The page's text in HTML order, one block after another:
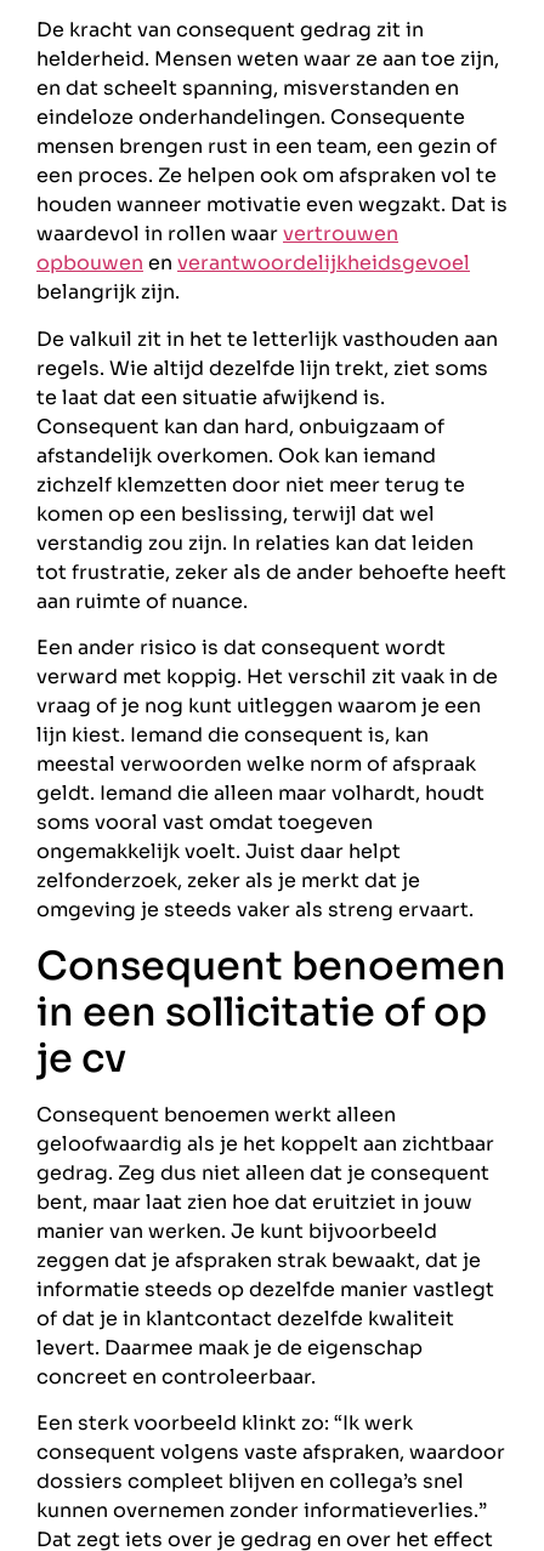
De kracht van consequent gedrag zit in
helderheid. Mensen weten waar ze aan toe zijn,
en dat scheelt spanning, misverstanden en
eindeloze onderhandelingen. Consequente
mensen brengen rust in een team, een gezin of
een proces. Ze helpen ook om afspraken vol te
houden wanneer motivatie even wegzakt. Dat is
waardevol in rollen waarvertrouwen
opbouwen en verantwoordelijkheidsgevoel
belangrijk zijn.
De valkuil zit in het te letterlijk vasthouden aan
regels. Wie altijd dezelfde lijn trekt, ziet soms
te laat dat een situatie afwijkend is.
Consequent kan dan hard, onbuigzaam of
afstandelijk overkomen. Ook kan iemand
zichzelf klemzetten door niet meer terug te
komen op een beslissing, terwijl dat wel
verstandig zou zijn. In relaties kan dat leiden
tot frustratie, zeker als de ander behoefte heeft
aan ruimte of nuance.
Een ander risico is dat consequent wordt
verward met koppig. Het verschil zit vaak in de
vraag of je nog kunt uitleggen waarom je een
lijn kiest. Iemand die consequent is, kan
meestal verwoorden welke norm of afspraak
geldt. Iemand die alleen maar volhardt, houdt
soms vooral vast omdat toegeven
ongemakkelijk voelt. Juist daar helpt
zelfonderzoek, zeker als je merkt dat je
omgeving je steeds vaker als streng ervaart.
Consequent benoemen
in een sollicitatie of op
je cv
Consequent benoemen werkt alleen
geloofwaardig als je het koppelt aan zichtbaar
gedrag. Zeg dus niet alleen dat je consequent
bent, maar laat zien hoe dat eruitziet in jouw
manier van werken. Je kunt bijvoorbeeld
zeggen dat je afspraken strak bewaakt, dat je
informatie steeds op dezelfde manier vastlegt
of dat je in klantcontact dezelfde kwaliteit
levert. Daarmee maak je de eigenschap
concreet en controleerbaar.
Een sterk voorbeeld klinkt zo: “Ik werk
consequent volgens vaste afspraken, waardoor
dossiers compleet blijven en collega’s snel
kunnen overnemen zonder informatieverlies.”
Dat zegt iets over je gedrag en over het effect